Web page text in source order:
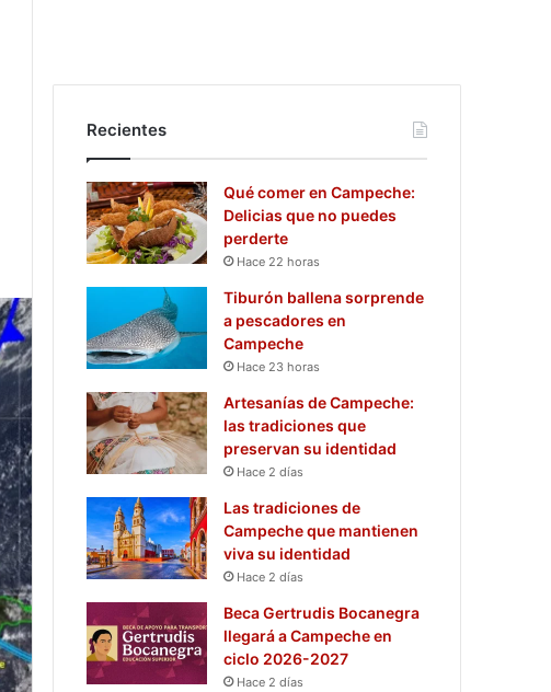
Recientes
Qué comer en Campeche:
Delicias que no puedes
perderte
Hace 22 horas
Tiburón ballena sorprende
a pescadores en
Campeche
Hace 23 horas
Artesanías de Campeche:
las tradiciones que
preservan su identidad
Hace 2 días
Las tradiciones de
Campeche que mantienen
viva su identidad
Hace 2 días
Beca Gertrudis Bocanegra
llegará a Campeche en
ciclo 2026-2027
Hace 2 días